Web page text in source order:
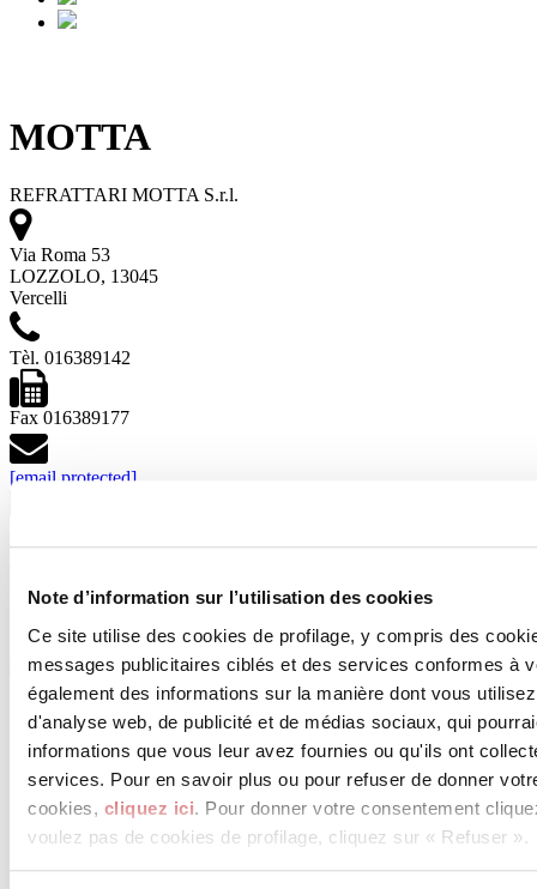
Note d’information sur l’utilisation des cookies
Ce site utilise des cookies de profilage, y compris des
messages publicitaires ciblés et des services conformes à
également des informations sur la manière dont vous
d'analyse web, de publicité et de médias sociaux, qui
informations que vous leur avez fournies ou qu'ils ont
services. Pour en savoir plus ou pour refuser de donner
cookies, cliquez ici. Pour donner votre consentement
voulez pas de cookies de profilage, cliquez sur « Refuser ».
MOTTA
REFRATTARI MOTTA S.r.l.
Via Roma 53
LOZZOLO, 13045
Vercelli
Tèl. 016389142
Fax 016389177
[email protected]